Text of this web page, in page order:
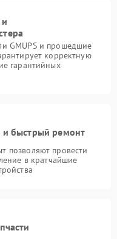
GMUPS и прошедшие
корректную
гарантийных
и быстрый ремонт
позволяют провести
в кратчайшие